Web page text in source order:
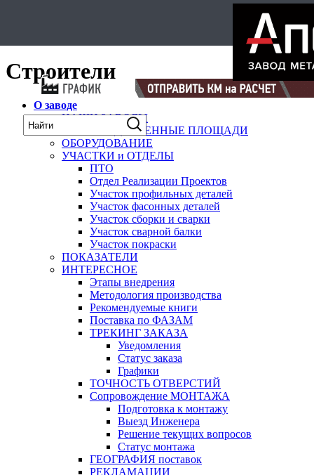
Строители
О заводе
НАШИ ЗАВОДЫ
ПРОИЗВОДСТВЕННЫЕ ПЛОЩАДИ
ОБОРУДОВАНИЕ
УЧАСТКИ и ОТДЕЛЫ
ПТО
Отдел Реализации Проектов
Участок профильных деталей
Участок фасонных деталей
Участок сборки и сварки
Участок сварной балки
Участок покраски
ПОКАЗАТЕЛИ
ИНТЕРЕСНОЕ
Этапы внедрения
Методология производства
Рекомендуемые книги
Поставка по ФАЗАМ
ТРЕКИНГ ЗАКАЗА
Уведомления
Статус заказа
Графики
ТОЧНОСТЬ ОТВЕРСТИЙ
Сопровождение МОНТАЖА
Подготовка к монтажу
Выезд Инженера
Решение текущих вопросов
Статус монтажа
ГЕОГРАФИЯ поставок
РЕКЛАМАЦИИ